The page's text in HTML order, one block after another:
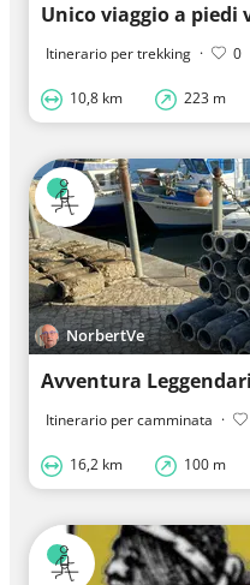
Unico viaggio a piedi
Itinerario per trekking · 0
10,8 km 223 m
NorbertVe
Itinerario per camminata ·
16,2 km 100 m